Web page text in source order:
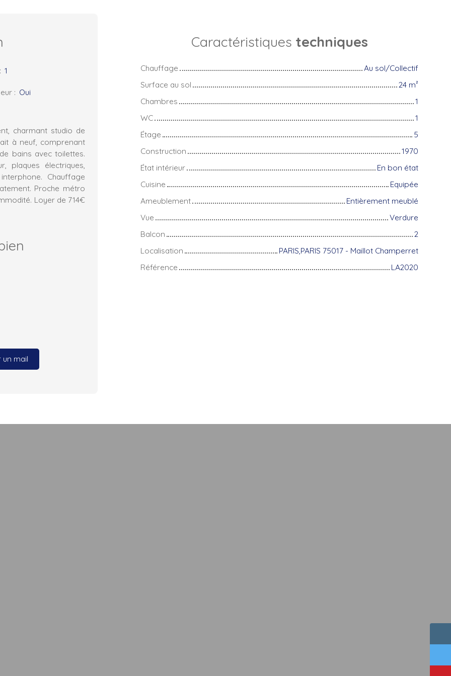
1
: Oui
charmant studio de
à neuf, comprenant
bains avec toilettes.
plaques électriques,
Chauffage
Proche métro
Loyer de 714€
un mail
Caractéristiques techniques
Chauffage
Au sol/Collectif
Surface au sol
24 m²
Chambres
1
WC
1
Étage
5
Construction
1970
État intérieur
En bon état
Cuisine
Equipée
Ameublement
Entièrement meublé
Vue
Verdure
Balcon
2
Localisation
PARIS,PARIS 75017 - Maillot Champerret
Référence
LA2020